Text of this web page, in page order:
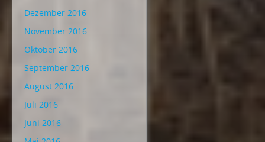
Dezember 2016
November 2016
Oktober 2016
September 2016
August 2016
Juli 2016
Juni 2016